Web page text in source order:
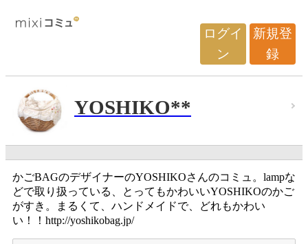
ログイ
ン
新規登
録
YOSHIKO**
かごBAGのデザイナーのYOSHIKOさんのコミュ。lampな
どで取り扱っている、とってもかわいいYOSHIKOのかご
がすき。まるくて、ハンドメイドで、どれもかわい
い！！http://yoshikobag.jp/